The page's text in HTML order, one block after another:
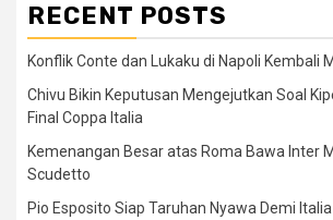
RECENT POSTS
Konflik Conte dan Lukaku di Napoli Kembali
Chivu Bikin Keputusan Mengejutkan Soal
Final Coppa Italia
Kemenangan Besar atas Roma Bawa Inter
Scudetto
Pio Esposito Siap Taruhan Nyawa Demi